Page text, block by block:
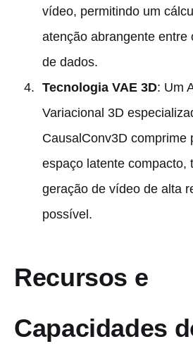
vídeo, permitindo um
atenção abrangente entre
de dados.
Tecnologia VAE 3D: Um
Variacional 3D
CausalConv3D comprime
espaço latente compacto,
geração de vídeo de alta
possível.
Recursos e
Capacidades